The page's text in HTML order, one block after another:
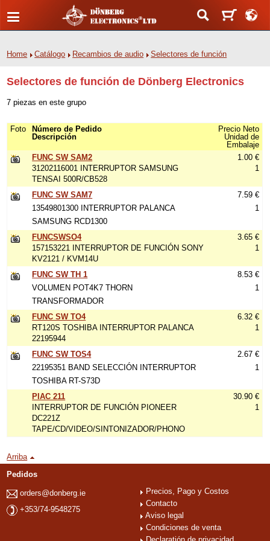
Home Catálogo Recambios de audio Selectores de función
Selectores de función de Dönberg Electronics
7 piezas en este grupo
Foto
Número de Pedido
Descripción
Precio Neto
Unidad de
Embalaje
FUNC SW SAM2
31202116001 INTERRUPTOR SAMSUNG
TENSAI 500R/CB528
1.00 €
1
FUNC SW SAM7
13549801300 INTERRUPTOR PALANCA
SAMSUNG RCD1300
7.59 €
1
FUNCSWSO4
157153221 INTERRUPTOR DE FUNCIÓN SONY
KV2121 / KVM14U
3.65 €
1
FUNC SW TH 1
VOLUMEN POT4K7 THORN
TRANSFORMADOR
8.53 €
1
FUNC SW TO4
RT120S TOSHIBA INTERRUPTOR PALANCA
22195944
6.32 €
1
FUNC SW TOS4
22195351 BAND SELECCIÓN INTERRUPTOR
TOSHIBA RT-S73D
2.67 €
1
PIAC 211
INTERRUPTOR DE FUNCIÓN PIONEER
DC221Z
TAPE/CD/VIDEO/SINTONIZADOR/PHONO
30.90 €
1
Arriba
Pedidos
orders@donberg.ie
+353/74-9548275
Precios, Pago y Costos
Contacto
Aviso legal
Condiciones de venta